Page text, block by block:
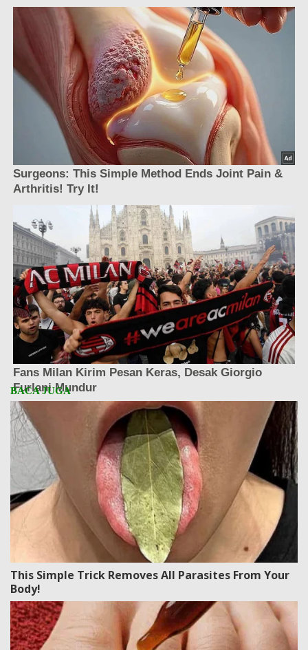
This Simple Trick Removes All Parasites From Your
Body!